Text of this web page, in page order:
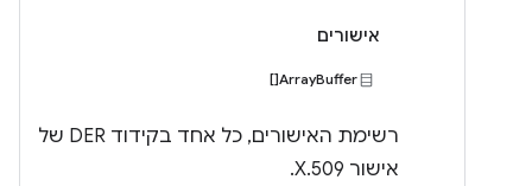
אישורים
ArrayBuffer[]
רשימת האישורים, כל אחד בקידוד DER של
אישור X.509.